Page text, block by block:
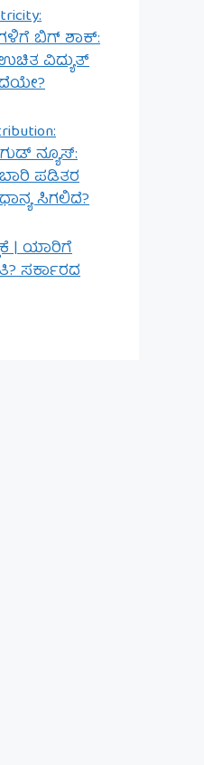
ಬಿಗ್ ಶಾಕ್:
ಉಚಿತ ವಿದ್ಯುತ್
ನ್ಯೂಸ್:
ಪಡಿತರ
ಸಿಗಲಿದೆ?
| ಯಾರಿಗೆ
ಸರ್ಕಾರದ